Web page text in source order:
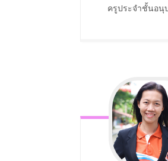
ครูประจำชั้นอนุ